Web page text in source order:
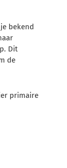
bekend
Dit
de
primaire